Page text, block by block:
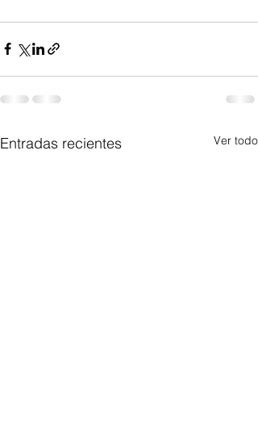
Entradas recientes Ver todo